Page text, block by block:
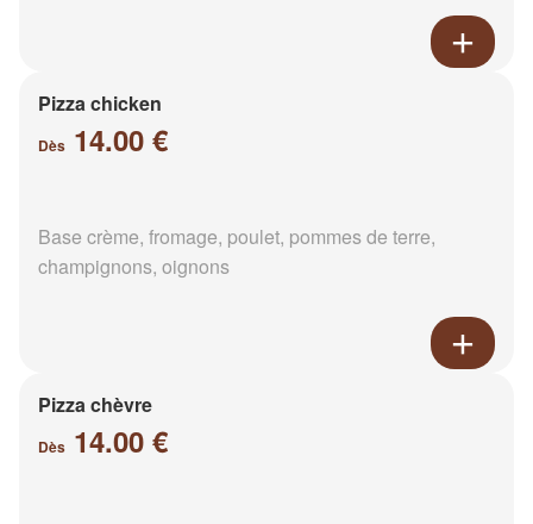
Pizza chicken
Dès 14.00 €
Base crème, fromage, poulet, pommes de terre,
champignons, oignons
Pizza chèvre
Dès 14.00 €